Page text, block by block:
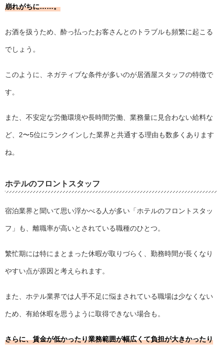
崩れがちに……。
お酒を扱うため、酔っ払ったお客さんとのトラブルも頻繁に起こる
でしょう。
このように、ネガティブな条件が多いのが居酒屋スタッフの特徴で
す。
また、不安定な労働環境や長時間労働、業務量に見合わない給料な
ど、2〜5位にランクインした業界と共通する理由も数多くあります
ね。
ホテルのフロントスタッフ
宿泊業界と聞いて思い浮かべる人が多い「ホテルのフロントスタッ
フ」も、離職率が高いとされている職種のひとつ。
繁忙期には特にまとまった休暇が取りづらく、勤務時間が長くなり
やすい点が原因と考えられます。
また、ホテル業界では人手不足に悩まされている職場は少なくない
ため、有給休暇を思うように取得できない場合も。
さらに、賃金が低かったり業務範囲が幅広くて負担が大きかったり